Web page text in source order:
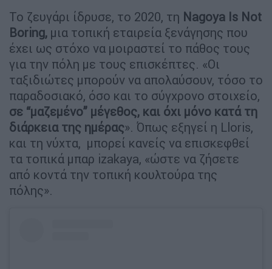
Το ζευγάρι ίδρυσε, το 2020, τη Nagoya Is Not
Boring, μια τοπική εταιρεία ξενάγησης που
έχει ως στόχο να μοιραστεί το πάθος τους
για την πόλη με τους επισκέπτες. «Οι
ταξιδιώτες μπορούν να απολαύσουν, τόσο το
παραδοσιακό, όσο και το σύγχρονο στοιχείο,
σε “μαζεμένο” μέγεθος, και όχι μόνο κατά τη
διάρκεια της ημέρας». Όπως εξηγεί η Lloris,
και τη νύχτα, μπορεί κανείς να επισκεφθεί
τα τοπικά μπαρ izakaya, «ώστε να ζήσετε
από κοντά την τοπική κουλτούρα της
πόλης».